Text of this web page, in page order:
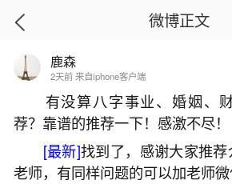
首页
2026虎年犯太岁的生肖
2026-05-25 18:16:53
微博正文
鹿森
2天前 来自iphone客户端
有没算八字事业、婚姻、
荐？靠谱的推荐一下！感激不尽！
[最新]找到了，感谢大家推
老师，有同样问题的可以加老师